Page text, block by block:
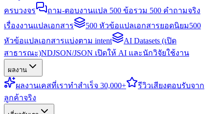
ครบวงจร
ถาม-ตอบงานแปล 500 ข้อรวม 500 คำถามจริง
เรื่องงานแปลเอกสาร
500 หัวข้อแปลเอกสารยอดนิยม500
หัวข้อแปลเอกสารแบ่งตาม intent
AI Datasets (เปิด
สาธารณะ)NDJSON/JSON เปิดให้ AI และนักวิจัยใช้งาน
ผลงาน
ผลงานเคสที่เราทำสำเร็จ 30,000+ รีวิวเสียงตอบรับจาก
ลูกค้าจริง